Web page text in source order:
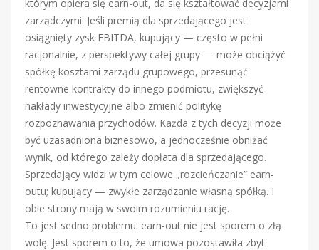
którym opiera się earn-out, da się kształtować decyzjami
zarządczymi. Jeśli premią dla sprzedającego jest
osiągnięty zysk EBITDA, kupujący — często w pełni
racjonalnie, z perspektywy całej grupy — może obciążyć
spółkę kosztami zarządu grupowego, przesunąć
rentowne kontrakty do innego podmiotu, zwiększyć
nakłady inwestycyjne albo zmienić politykę
rozpoznawania przychodów. Każda z tych decyzji może
być uzasadniona biznesowo, a jednocześnie obniżać
wynik, od którego zależy dopłata dla sprzedającego.
Sprzedający widzi w tym celowe „rozcieńczanie” earn-
outu; kupujący — zwykłe zarządzanie własną spółką. I
obie strony mają w swoim rozumieniu rację.
To jest sedno problemu: earn-out nie jest sporem o złą
wolę. Jest sporem o to, że umowa pozostawiła zbyt